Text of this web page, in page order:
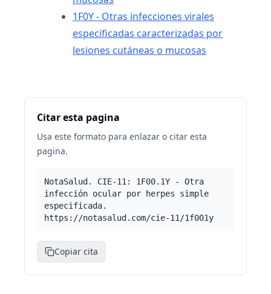
1F0Y - Otras infecciones virales
especificadas caracterizadas por
lesiones cutáneas o mucosas
Citar esta pagina
Usa este formato para enlazar o citar esta
pagina.
NotaSalud. CIE-11: 1F00.1Y - Otra
infección ocular por herpes simple
especificada.
https://notasalud.com/cie-11/1f001y
Copiar cita